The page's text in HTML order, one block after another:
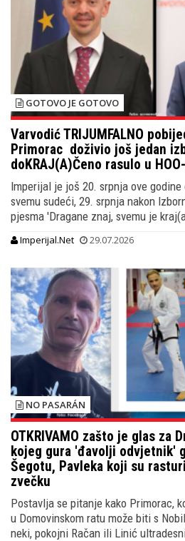
GOTOVO JE GOTOVO
Varvodić TRIJUMFALNO
Primorac doživio još jedan
doKRAJ(A)Čeno rasulo u
Imperijal je još 20. srpnja ove godine
svemu sudeći, 29. srpnja nakon
pjesma 'Dragane znaj, svemu je
Imperijal.Net 29.07.2026
NO PASARÁN
OTKRIVAMO zašto je glas za
kojeg gura 'đavolji odvjetnik'
Šegotu, Pavleka koji su
zvečku
Postavlja se pitanje kako Primorac,
u Domovinskom ratu može biti s
neki, pokojni Račan ili Linić